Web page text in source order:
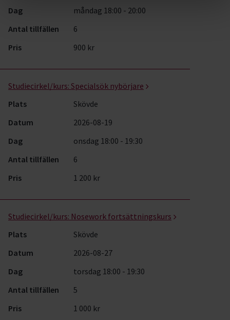
Dag
måndag 18:00 - 20:00
Antal tillfällen
6
Pris
900 kr
Studiecirkel/kurs: Specialsök nybörjare
Plats
Skövde
Datum
2026-08-19
Dag
onsdag 18:00 - 19:30
Antal tillfällen
6
Pris
1 200 kr
Studiecirkel/kurs: Nosework fortsättningskurs
Plats
Skövde
Datum
2026-08-27
Dag
torsdag 18:00 - 19:30
Antal tillfällen
5
Pris
1 000 kr